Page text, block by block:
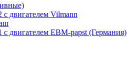
двигателем Vilmann
двигателем EBM-papst (Германия)